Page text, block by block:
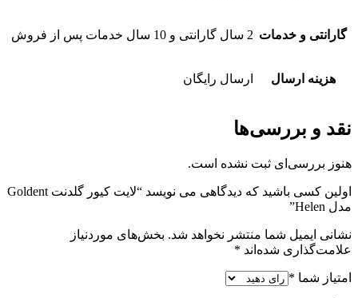
گارانتی و خدمات 2 سال گارانتی و 10 سال خدمات پس از فروش
هزینه ارسال ارسال رایگان
نقد و بررسی‌ها
هنوز بررسی‌ای ثبت نشده است.
اولین کسی باشید که دیدگاهی می نویسد “لایت کیور گلدنت Goldent
مدل Helen”
نشانی ایمیل شما منتشر نخواهد شد. بخش‌های موردنیاز
علامت‌گذاری شده‌اند *
امتیاز شما *